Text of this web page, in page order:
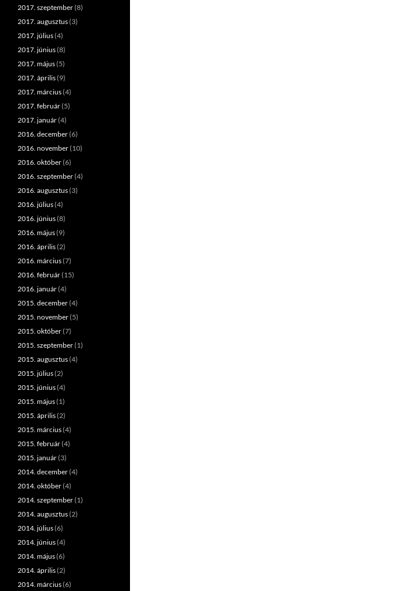
2017. szeptember(8)
2017. augusztus(3)
2017. július(4)
2017. június(8)
2017. május(5)
2017. április(9)
2017. március(4)
2017. február(5)
2017. január(4)
2016. december(6)
2016. november(10)
2016. október(6)
2016. szeptember(4)
2016. augusztus(3)
2016. július(4)
2016. június(8)
2016. május(9)
2016. április(2)
2016. március(7)
2016. február(15)
2016. január(4)
2015. december(4)
2015. november(5)
2015. október(7)
2015. szeptember(1)
2015. augusztus(4)
2015. július(2)
2015. június(4)
2015. május(1)
2015. április(2)
2015. március(4)
2015. február(4)
2015. január(3)
2014. december(4)
2014. október(4)
2014. szeptember(1)
2014. augusztus(2)
2014. július(6)
2014. június(4)
2014. május(6)
2014. április(2)
2014. március(6)